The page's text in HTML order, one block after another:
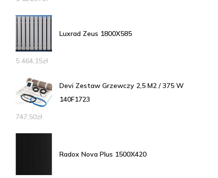
Luxrad Zeus 1800X585
5 464,15zł
Devi Zestaw Grzewczy 2,5 M2 / 375 W
140F1723
747,50zł
Radox Nova Plus 1500X420